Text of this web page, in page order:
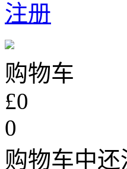
注册
购物车
£0
0
购物车中